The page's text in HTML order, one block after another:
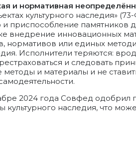
и нормативная
культурного наследия»
приспособление памятников
внедрение инновационных
нормативов или единых
Исполнители теряются:
и следовать
и материалы и не
2024 года Совфед
культурного наследия, что